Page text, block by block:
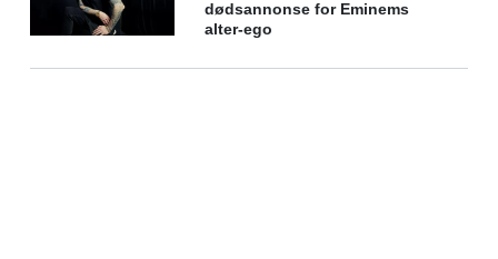
dødsannonse for Eminems
alter-ego